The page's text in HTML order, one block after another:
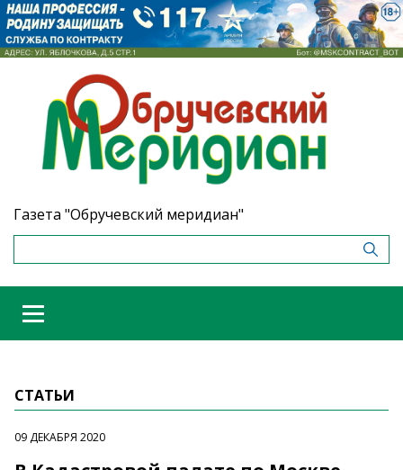
Газета "Обручевский меридиан"
СТАТЬИ
09 ДЕКАБРЯ 2020